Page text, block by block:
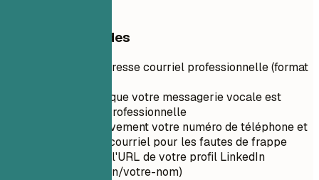
Conseils rapides
Utilisez une adresse courriel professionnelle (format
Assurez-vous que votre messagerie vocale est
configurée et professionnelle
Vérifiez attentivement votre numéro de téléphone et
votre adresse courriel pour les fautes de frappe
Personnalisez l'URL de votre profil LinkedIn
(linkedin.com/in/votre-nom)